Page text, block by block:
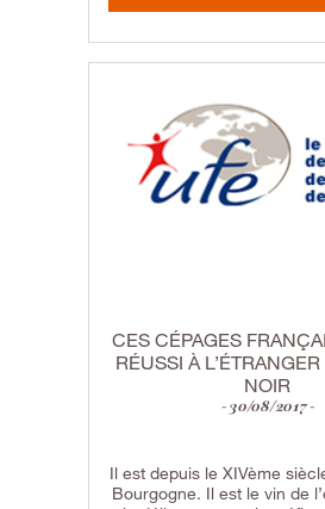
CES CÉPAGES
RÉUSSI À
NOIR
30/08/2017
Il est depuis le XIVème
Bourgogne. Il est le vin de